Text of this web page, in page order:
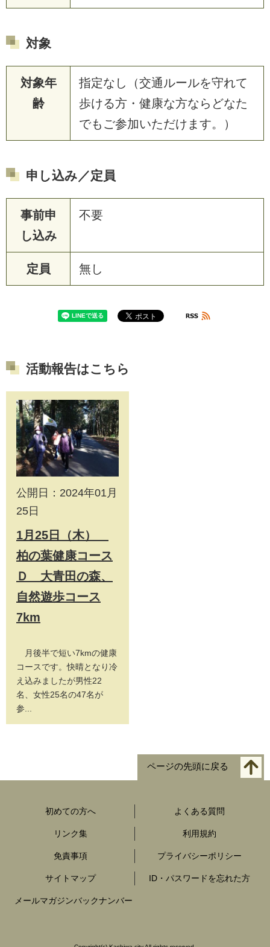
対象
対象年
齢
指定なし（交通ルールを守れて
歩ける方・健康な方ならどなた
でもご参加いただけます。）
申し込み／定員
事前申
し込み
不要
定員 無し
活動報告はこちら
公開日：2024年01月
25日
1月25日（木）
柏の葉健康コース
Ｄ 大青田の森、
自然遊歩コース
7km
月後半で短い7kmの健康
コースです。快晴となり冷
え込みましたが男性22
名、女性25名の47名が
参...
ページの先頭に戻る
初めての方へ よくある質問
リンク集 利用規約
免責事項 プライバシーポリシー
サイトマップ ID・パスワードを忘れた方
メールマガジンバックナンバー